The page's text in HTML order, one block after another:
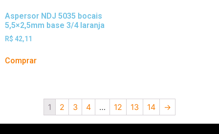
Aspersor NDJ 5035 bocais
5,5×2,5mm base 3/4 laranja
R$ 42,11
Comprar
1 2 3 4 … 12 13 14 →